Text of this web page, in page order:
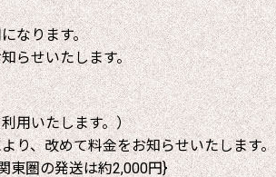
なります。
らせいたします。
用いたします。）
り、改めて料金をお知らせいたします。
東圏の発送は約2,000円}